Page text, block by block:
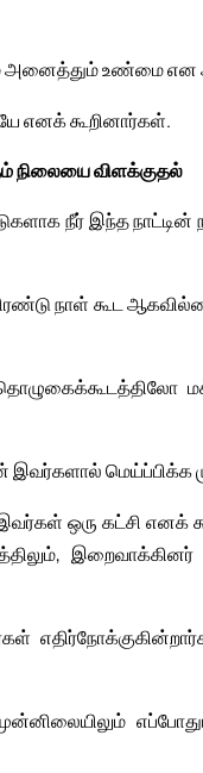
உண்மை என
எனக் கூறினார்கள்.
நிலையை விளக்குதல்
நீர் இந்த நாட்டின்
நாள் கூட
மெய்ப்பிக்க
ஒரு கட்சி எனக்